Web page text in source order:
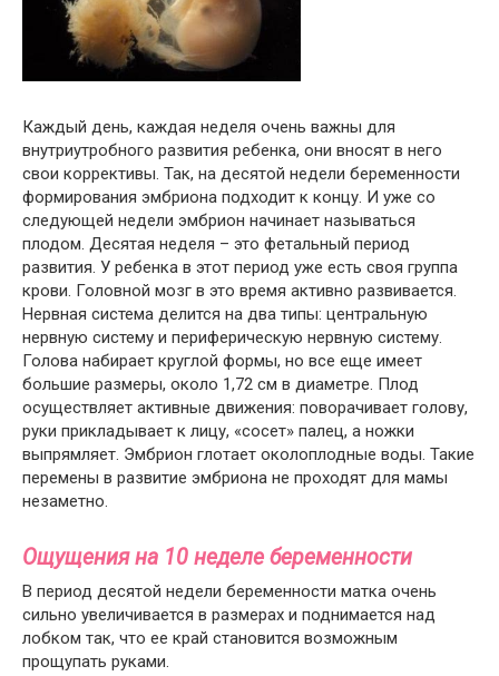
Каждый день, каждая неделя очень важны для
внутриутробного развития ребенка, они вносят в него
свои коррективы. Так, на десятой недели беременности
формирования эмбриона подходит к концу. И уже со
следующей недели эмбрион начинает называться
плодом. Десятая неделя – это фетальный период
развития. У ребенка в этот период уже есть своя группа
крови. Головной мозг в это время активно развивается.
Нервная система делится на два типы: центральную
нервную систему и периферическую нервную систему.
Голова набирает круглой формы, но все еще имеет
большие размеры, около 1,72 см в диаметре. Плод
осуществляет активные движения: поворачивает голову,
руки прикладывает к лицу, «сосет» палец, а ножки
выпрямляет. Эмбрион глотает околоплодные воды. Такие
перемены в развитие эмбриона не проходят для мамы
незаметно.
Ощущения на 10 неделе беременности
В период десятой недели беременности матка очень
сильно увеличивается в размерах и поднимается над
лобком так, что ее край становится возможным
прощупать руками.